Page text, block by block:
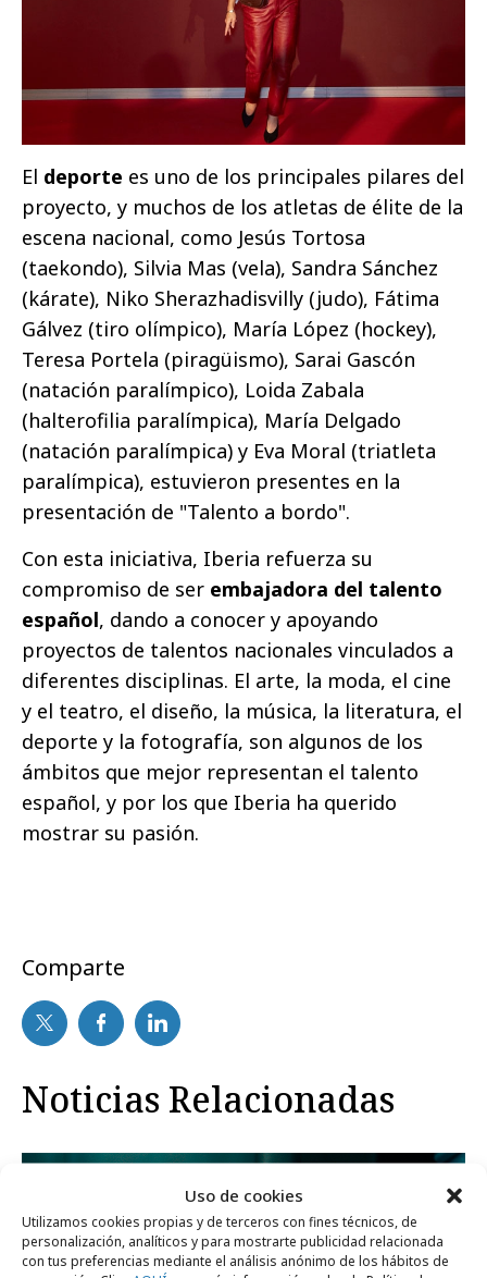
Uso de cookies
Utilizamos cookies propias y de terceros con fines técnicos, de
personalización, analíticos y para mostrarte publicidad relacionada
con tus preferencias mediante el análisis anónimo de los hábitos de
El deporte es uno de los principales pilares del
proyecto, y muchos de los atletas de élite de la
escena nacional, como Jesús Tortosa
(taekondo), Silvia Mas (vela), Sandra Sánchez
(kárate), Niko Sherazhadisvilly (judo), Fátima
Gálvez (tiro olímpico), María López (hockey),
Teresa Portela (piragüismo), Sarai Gascón
(natación paralímpico), Loida Zabala
(halterofilia paralímpica), María Delgado
(natación paralímpica) y Eva Moral (triatleta
paralímpica), estuvieron presentes en la
presentación de "Talento a bordo".
Con esta iniciativa, Iberia refuerza su
compromiso de ser embajadora del talento
español, dando a conocer y apoyando
proyectos de talentos nacionales vinculados a
diferentes disciplinas. El arte, la moda, el cine
y el teatro, el diseño, la música, la literatura, el
deporte y la fotografía, son algunos de los
ámbitos que mejor representan el talento
español, y por los que Iberia ha querido
mostrar su pasión.
Comparte
Noticias Relacionadas